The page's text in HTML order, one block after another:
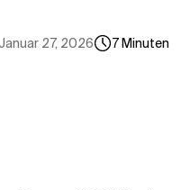
Januar 27, 2026 7Minuten